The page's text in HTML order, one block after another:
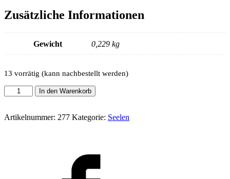
Zusätzliche Informationen
Gewicht 0,229 kg
13 vorrätig (kann nachbestellt werden)
Duše
16
2,5
In den Warenkorb
Artikelnummer: 277 Kategorie: Seelen